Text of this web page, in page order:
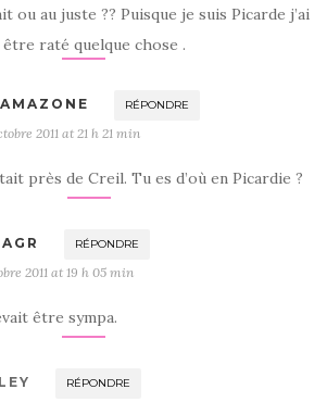
ou au juste ?? Puisque je suis Picarde j’ai
raté quelque chose .
RÉPONDRE
2011 at 21 h 21 min
près de Creil. Tu es d’où en Picardie ?
RÉPONDRE
2011 at 19 h 05 min
être sympa.
RÉPONDRE